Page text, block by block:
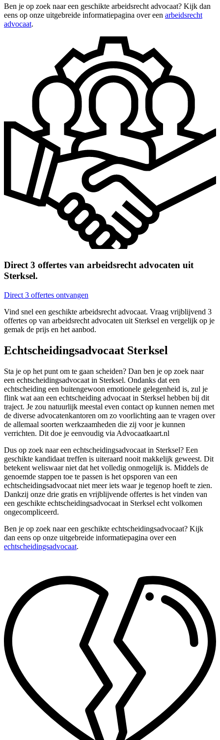
Ben je op zoek naar een geschikte arbeidsrecht advocaat? Kijk dan
eens op onze uitgebreide informatiepagina over een arbeidsrecht
advocaat.
Direct 3 offertes van arbeidsrecht advocaten uit
Sterksel.
Direct 3 offertes ontvangen
Vind snel een geschikte arbeidsrecht advocaat. Vraag vrijblijvend 3
offertes op van arbeidsrecht advocaten uit Sterksel en vergelijk op je
gemak de prijs en het aanbod.
Echtscheidingsadvocaat Sterksel
Sta je op het punt om te gaan scheiden? Dan ben je op zoek naar
een echtscheidingsadvocaat in Sterksel. Ondanks dat een
echtscheiding een buitengewoon emotionele gelegenheid is, zul je
flink wat aan een echtscheiding advocaat in Sterksel hebben bij dit
traject. Je zou natuurlijk meestal even contact op kunnen nemen met
de diverse advocatenkantoren om zo voorlichting aan te vragen over
de allemaal soorten werkzaamheden die zij voor je kunnen
verrichten. Dit doe je eenvoudig via Advocaatkaart.nl
Dus op zoek naar een echtscheidingsadvocaat in Sterksel? Een
geschikte kandidaat treffen is uiteraard nooit makkelijk geweest. Dit
betekent weliswaar niet dat het volledig onmogelijk is. Middels de
genoemde stappen toe te passen is het opsporen van een
echtscheidingsadvocaat niet meer iets waar je tegenop hoeft te zien.
Dankzij onze drie gratis en vrijblijvende offertes is het vinden van
een geschikte echtscheidingsadvocaat in Sterksel echt volkomen
ongecompliceerd.
Ben je op zoek naar een geschikte echtscheidingsadvocaat? Kijk
dan eens op onze uitgebreide informatiepagina over een
echtscheidingsadvocaat.